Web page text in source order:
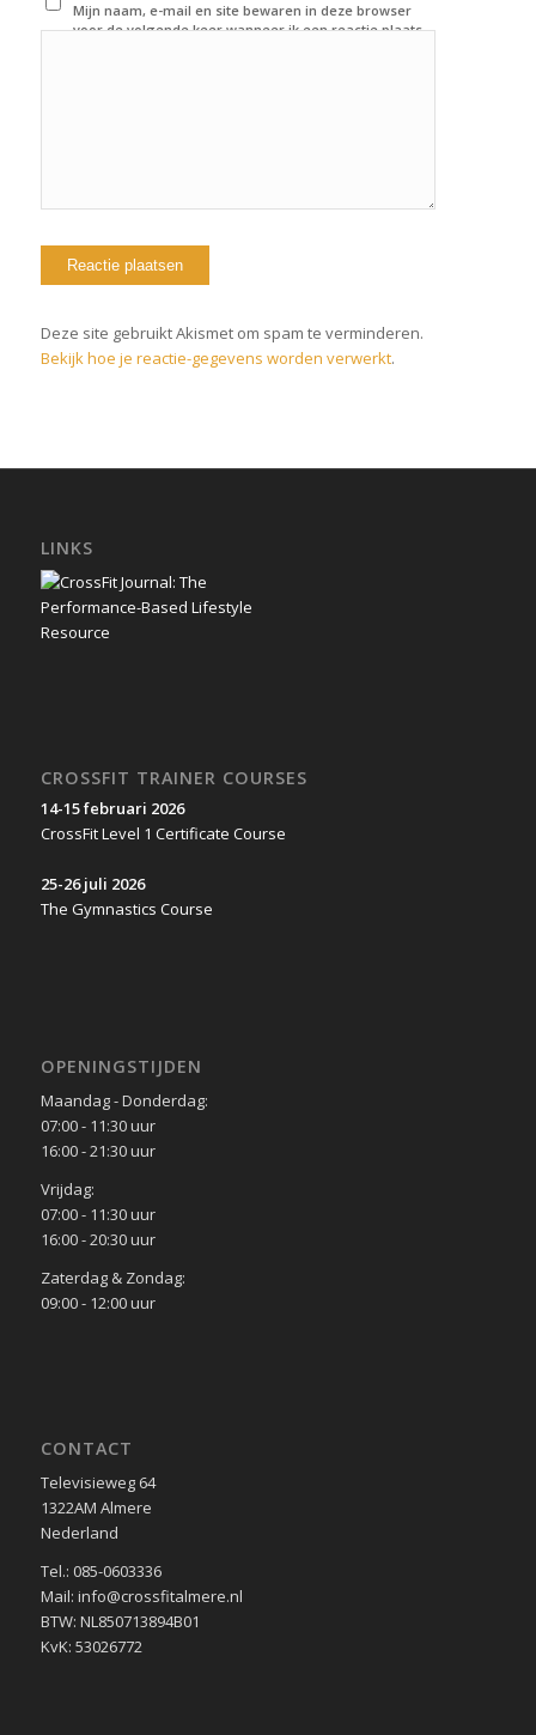
Mijn naam, e-mail en site bewaren in deze browser
voor de volgende keer wanneer ik een reactie plaats.
Deze site gebruikt Akismet om spam te verminderen.
Bekijk hoe je reactie-gegevens worden verwerkt.
LINKS
CROSSFIT TRAINER COURSES
14-15 februari 2026
CrossFit Level 1 Certificate Course
25-26 juli 2026
The Gymnastics Course
OPENINGSTIJDEN
Maandag - Donderdag:
07:00 - 11:30 uur
16:00 - 21:30 uur
Vrijdag:
07:00 - 11:30 uur
16:00 - 20:30 uur
Zaterdag & Zondag:
09:00 - 12:00 uur
CONTACT
Televisieweg 64
1322AM Almere
Nederland
Tel.: 085-0603336
Mail: info@crossfitalmere.nl
BTW: NL850713894B01
KvK: 53026772